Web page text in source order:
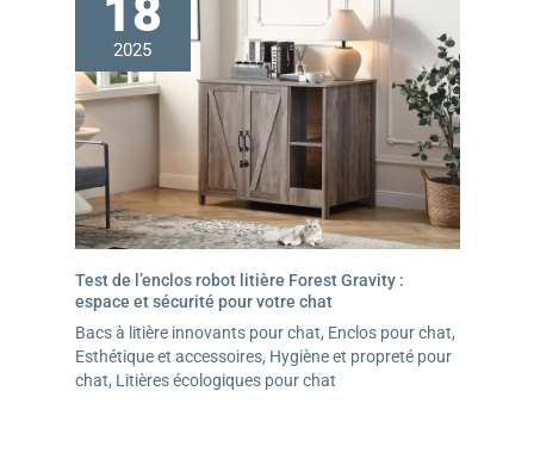
18
2025
Test de l’enclos robot litière Forest Gravity :
espace et sécurité pour votre chat
Bacs à litière innovants pour chat, Enclos pour chat,
Esthétique et accessoires, Hygiène et propreté pour
chat, Litières écologiques pour chat